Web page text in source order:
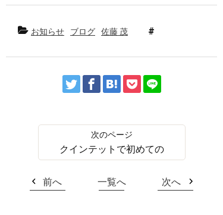
お知らせ ブログ 佐藤 茂
クインテットで初めての
前へ 一覧へ 次へ